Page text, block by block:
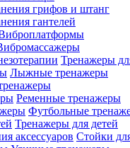
грифов и штанг
гантелей
Тренажеры
Лыжные тренажеры
Ременные тренажеры
Футбольные
Тренажеры для детей
Стойки